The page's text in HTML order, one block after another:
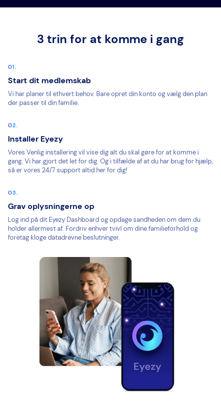
3 trin for at komme i gang
Start dit medlemskab
Vi har planer til ethvert behov. Bare opret din konto og vælg den plan
der passer til din familie.
Installer Eyezy
Vores Venlig installering vil vise dig alt du skal gøre for at komme i
gang. Vi har gjort det let for dig. Og i tilfælde af at du har brug for hjælp,
så er vores 24/7 support altid her for dig!
Grav oplysningerne op
Log ind på dit Eyezy Dashboard og opdage sandheden om dem du
holder allermest af. Fordriv enhver tvivl om dine familieforhold og
foretag kloge datadrevne beslutninger.